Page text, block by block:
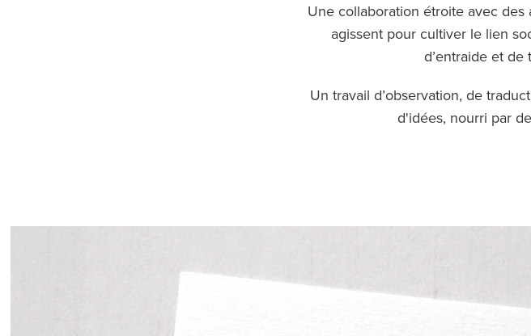
Une collaboration étroite avec
agissent pour cultiver le lien
d’entraide et
Un travail d’observation, de
d'idées, nourri par